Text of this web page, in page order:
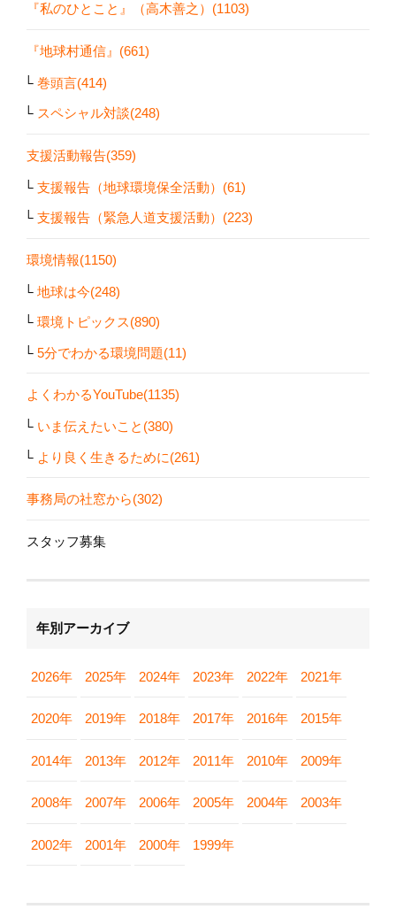
『私のひとこと』（高木善之）(1103)
『地球村通信』(661)
巻頭言(414)
スペシャル対談(248)
支援活動報告(359)
支援報告（地球環境保全活動）(61)
支援報告（緊急人道支援活動）(223)
環境情報(1150)
地球は今(248)
環境トピックス(890)
5分でわかる環境問題(11)
よくわかるYouTube(1135)
いま伝えたいこと(380)
より良く生きるために(261)
事務局の社窓から(302)
スタッフ募集
年別アーカイブ
2026年 2025年 2024年 2023年 2022年 2021年
2020年 2019年 2018年 2017年 2016年 2015年
2014年 2013年 2012年 2011年 2010年 2009年
2008年 2007年 2006年 2005年 2004年 2003年
2002年 2001年 2000年 1999年